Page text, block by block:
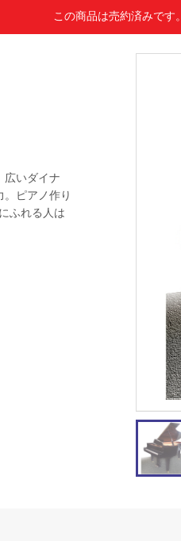
この商品は売約済みです。
広いダイナ
ピアノ作り
ふれる人は